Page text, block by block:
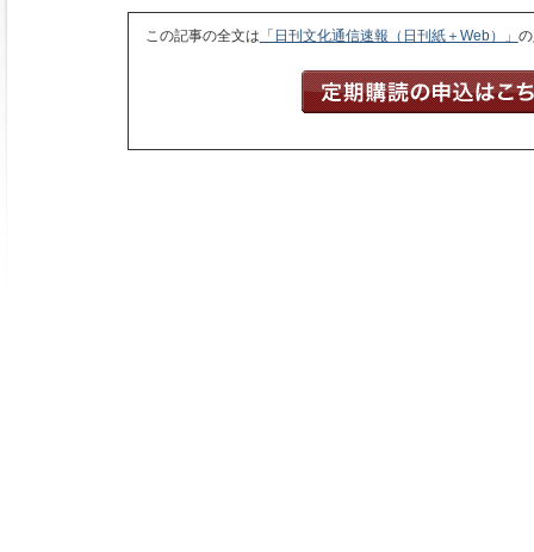
この記事の全文は 「日刊文化通信速報（日刊紙＋Web）」